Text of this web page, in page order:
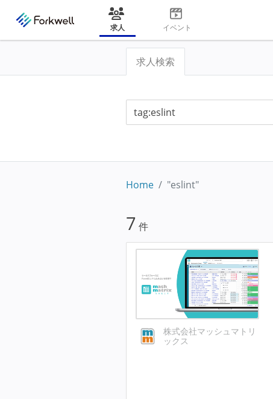
求人 イベント
求人検索
Home "eslint"
7 件
株式会社マッシュマトリ
ックス